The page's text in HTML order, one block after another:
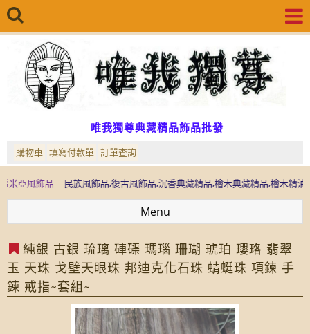
唯我獨尊典藏精品飾品批發
購物車 填寫付款單 訂單查詢
品 民族風飾品,復古風飾品,沉香典藏精品,檜木典藏精品,檜木精油,批發 運
Menu
純銀 古銀 琉璃 硨磲 瑪瑙 珊瑚 琥珀 瓔珞 翡翠
玉 天珠 戈壁天眼珠 邦迪克化石珠 蜻蜓珠 項鍊 手
鍊 戒指~套組~